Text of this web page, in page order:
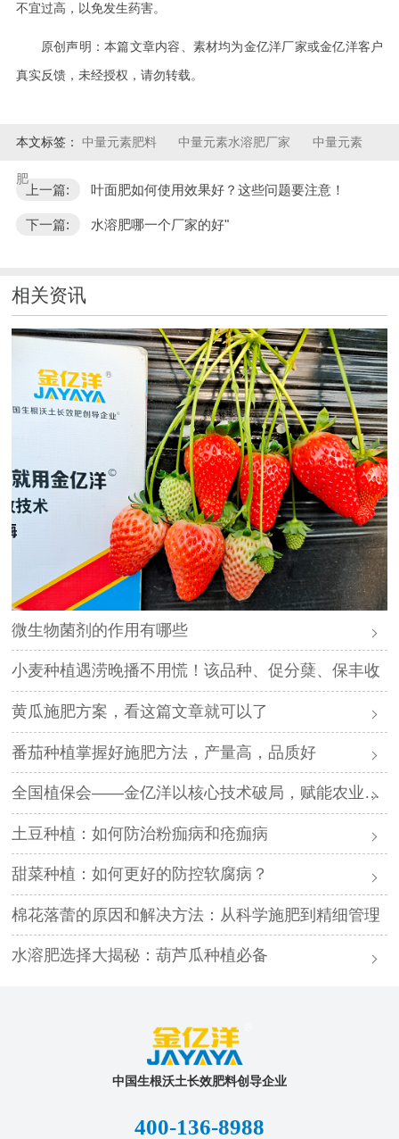
不宜过高，以免发生药害。
原创声明：本篇文章内容、素材均为金亿洋厂家或金亿洋客户
真实反馈，未经授权，请勿转载。
本文标签： 中量元素肥料 中量元素水溶肥厂家 中量元素
肥
上一篇: 叶面肥如何使用效果好？这些问题要注意！
下一篇: 水溶肥哪一个厂家的好"
相关资讯
微生物菌剂的作用有哪些
小麦种植遇涝晚播不用慌！该品种、促分蘖、保丰收
黄瓜施肥方案，看这篇文章就可以了
番茄种植掌握好施肥方法，产量高，品质好
全国植保会——金亿洋以核心技术破局，赋能农业高质量发展
土豆种植：如何防治粉痂病和疮痂病
甜菜种植：如何更好的防控软腐病？
棉花落蕾的原因和解决方法：从科学施肥到精细管理
水溶肥选择大揭秘：葫芦瓜种植必备
中国生根沃土长效肥料创导企业
400-136-8988